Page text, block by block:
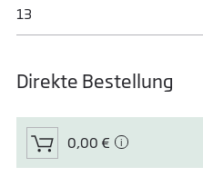
13
Direkte Bestellung
0,00 €